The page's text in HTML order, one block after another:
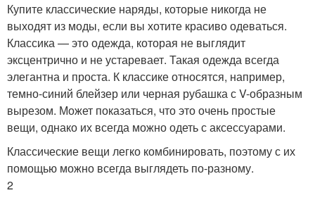
Купите классические наряды, которые никогда не
выходят из моды, если вы хотите красиво одеваться.
Классика — это одежда, которая не выглядит
эксцентрично и не устаревает. Такая одежда всегда
элегантна и проста. К классике относятся, например,
темно-синий блейзер или черная рубашка с V-образным
вырезом. Может показаться, что это очень простые
вещи, однако их всегда можно одеть с аксессуарами.
Классические вещи легко комбинировать, поэтому с их
помощью можно всегда выглядеть по-разному.
2